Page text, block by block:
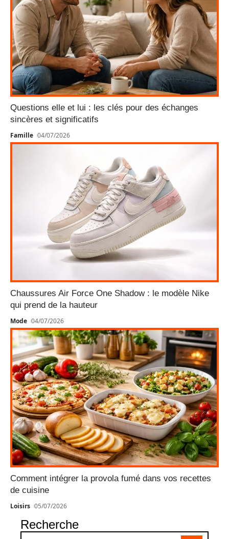
Questions elle et lui : les clés pour des échanges
sincères et significatifs
Famille 04/07/2026
Chaussures Air Force One Shadow : le modèle Nike
qui prend de la hauteur
Mode 04/07/2026
Comment intégrer la provola fumé dans vos recettes
de cuisine
Loisirs 05/07/2026
Recherche